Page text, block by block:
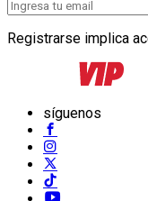
Registrarse implica
síguenos